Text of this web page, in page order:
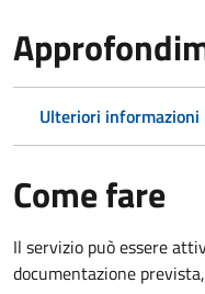
Ulteriori informazioni
Come fare
Il servizio può essere
documentazione